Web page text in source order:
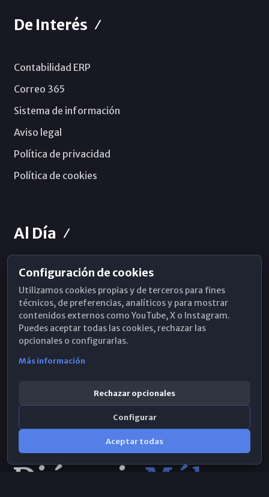
De Interés
Contabilidad ERP
Correo 365
Sistema de información
Aviso legal
Política de privacidad
Política de cookies
Al Día
Horarios de Misa
Hemeroteca
WhatsApp
Configuración de cookies
Utilizamos cookies propias y de terceros para fines
técnicos, de preferencias, analíticos y para mostrar
contenidos externos como YouTube, X o Instagram.
Puedes aceptar todas las cookies, rechazar las
opcionales o configurarlas.
Más información
Rechazar opcionales
Configurar
Aceptar todas